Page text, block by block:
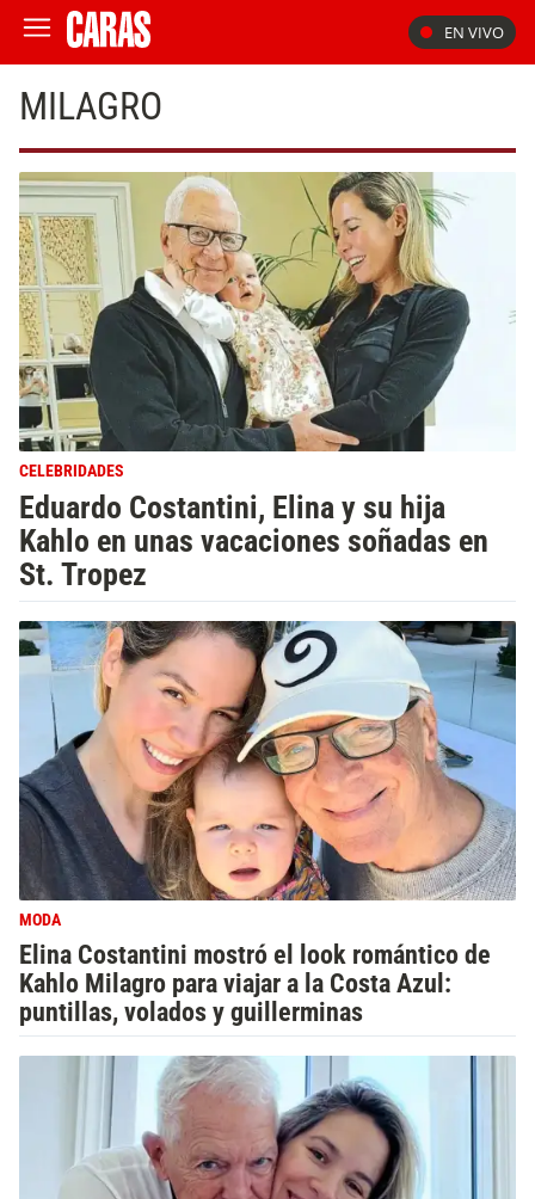
EN VIVO
MILAGRO
CELEBRIDADES
Eduardo Costantini, Elina y su hija
Kahlo en unas vacaciones soñadas en
St. Tropez
MODA
Elina Costantini mostró el look romántico de
Kahlo Milagro para viajar a la Costa Azul:
puntillas, volados y guillerminas